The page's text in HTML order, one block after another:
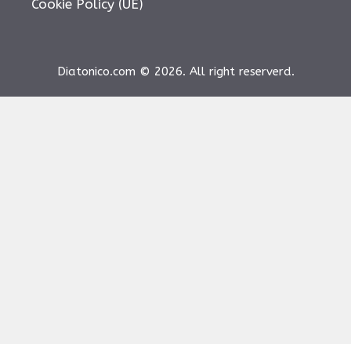
Cookie Policy (UE)
Diatonico.com © 2026. All right reserverd.